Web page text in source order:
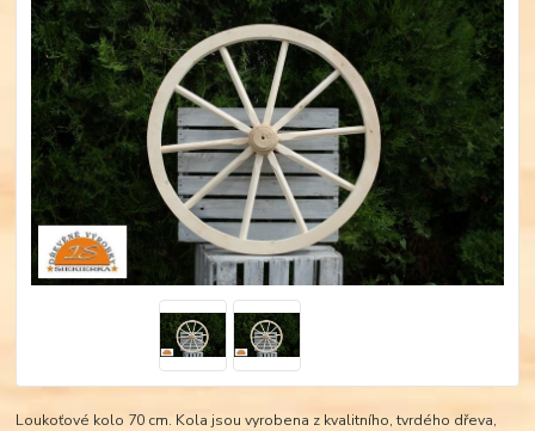
Loukoťové kolo 70 cm. Kola jsou vyrobena z kvalitního, tvrdého dřeva,